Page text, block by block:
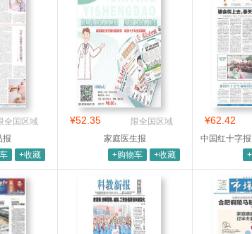
全国区域
报
+收藏
¥52.35
限全国区域
家庭医生报
+购物车
+收藏
¥62.42
中国红十字报